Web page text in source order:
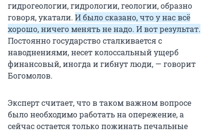
гидрогеологии, гидрологии, геологии, образно
говоря, укатали. И было сказано, что у нас всё
хорошо, ничего менять не надо. И вот результат.
Постоянно государство сталкивается с
наводнениями, несет колоссальный ущерб
финансовый, иногда и гибнут люди, — говорит
Богомолов.
Эксперт считает, что в таком важном вопросе
было необходимо работать на опережение, а
сейчас остается только пожинать печальные